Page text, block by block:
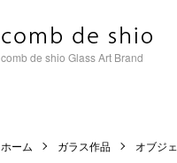
comb de shio Glass Art Brand
ホーム ガラス作品 オブジェ